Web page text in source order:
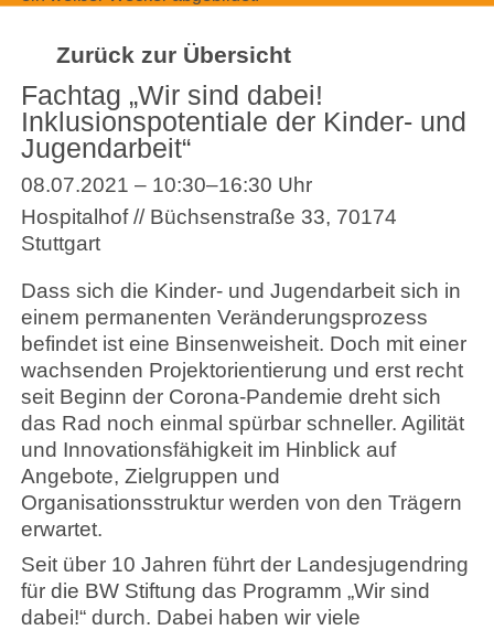
Fachtag „Wir sind dabei!
Inklusionspotentiale der Kinder- und
Jugendarbeit“
08.07.2021 – 10:30–16:30 Uhr
Hospitalhof // Büchsenstraße 33, 70174
Stuttgart
Dass sich die Kinder- und Jugendarbeit sich in
einem permanenten Veränderungsprozess
befindet ist eine Binsenweisheit. Doch mit einer
wachsenden Projektorientierung und erst recht
seit Beginn der Corona-Pandemie dreht sich
das Rad noch einmal spürbar schneller. Agilität
und Innovationsfähigkeit im Hinblick auf
Angebote, Zielgruppen und
Organisationsstruktur werden von den Trägern
erwartet.
Seit über 10 Jahren führt der Landesjugendring
für die BW Stiftung das Programm „Wir sind
dabei!“ durch. Dabei haben wir viele
Zurück zur Übersicht